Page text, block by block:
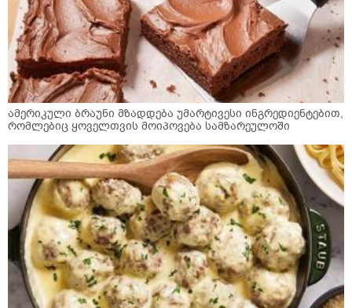
ამერიკული ბრაუნი მზადდება უმარტივესი ინგრედიენტებით,
რომლებიც ყოველთვის მოიპოვება სამზარეულოში